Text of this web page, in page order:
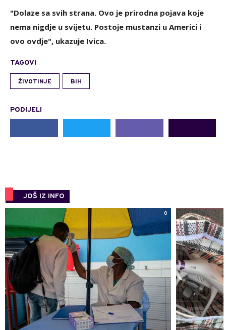
"Dolaze sa svih strana. Ovo je prirodna pojava koje
nema nigdje u svijetu. Postoje mustanzi u Americi i
ovo ovdje", ukazuje Ivica.
TAGOVI
ŽIVOTINJE BIH
PODIJELI
JOŠ IZ INFO
0